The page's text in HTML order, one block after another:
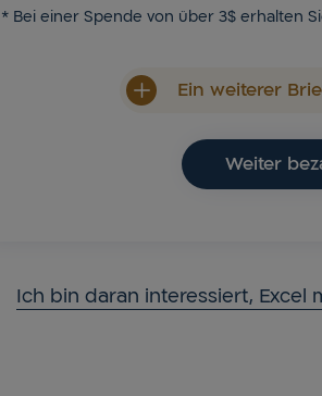
* Bei einer Spende von über 3$ erhalten
Ein weiterer
Weiter
Ich bin daran interessiert, Excel